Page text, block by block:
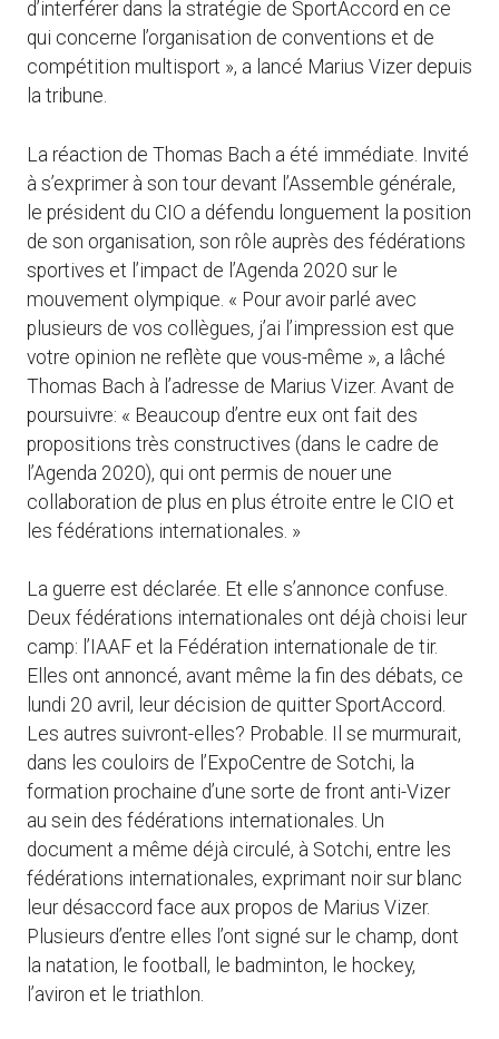
d’interférer dans la stratégie de SportAccord en ce
qui concerne l’organisation de conventions et de
compétition multisport », a lancé Marius Vizer depuis
la tribune.
La réaction de Thomas Bach a été immédiate. Invité
à s’exprimer à son tour devant l’Assemble générale,
le président du CIO a défendu longuement la position
de son organisation, son rôle auprès des fédérations
sportives et l’impact de l’Agenda 2020 sur le
mouvement olympique. « Pour avoir parlé avec
plusieurs de vos collègues, j’ai l’impression est que
votre opinion ne reflète que vous-même », a lâché
Thomas Bach à l’adresse de Marius Vizer. Avant de
poursuivre: « Beaucoup d’entre eux ont fait des
propositions très constructives (dans le cadre de
l’Agenda 2020), qui ont permis de nouer une
collaboration de plus en plus étroite entre le CIO et
les fédérations internationales. »
La guerre est déclarée. Et elle s’annonce confuse.
Deux fédérations internationales ont déjà choisi leur
camp: l’IAAF et la Fédération internationale de tir.
Elles ont annoncé, avant même la fin des débats, ce
lundi 20 avril, leur décision de quitter SportAccord.
Les autres suivront-elles? Probable. Il se murmurait,
dans les couloirs de l’ExpoCentre de Sotchi, la
formation prochaine d’une sorte de front anti-Vizer
au sein des fédérations internationales. Un
document a même déjà circulé, à Sotchi, entre les
fédérations internationales, exprimant noir sur blanc
leur désaccord face aux propos de Marius Vizer.
Plusieurs d’entre elles l’ont signé sur le champ, dont
la natation, le football, le badminton, le hockey,
l’aviron et le triathlon.